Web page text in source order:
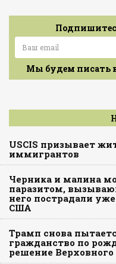
Мы будем писать
USCIS призывает
иммигрантов
Черника и малина
паразитом,
него пострадали
США
Трамп снова
гражданство по
решение Верховного